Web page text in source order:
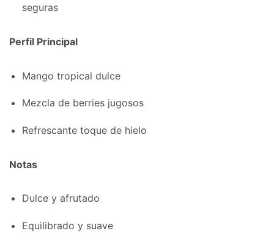
seguras
Perfil Principal
Mango tropical dulce
Mezcla de berries jugosos
Refrescante toque de hielo
Notas
Dulce y afrutado
Equilibrado y suave